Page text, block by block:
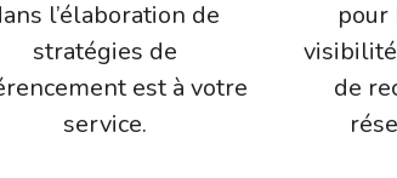
l’élaboration de
stratégies de
est à votre
service.
pour
de